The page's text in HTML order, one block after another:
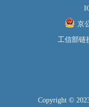
京
工信部链
Copyright ©